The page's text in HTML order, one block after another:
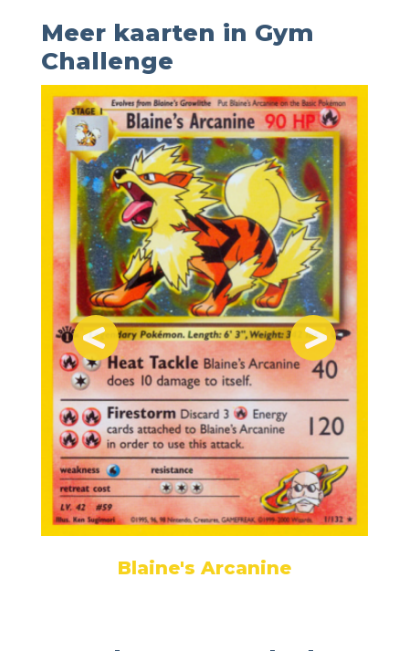
Meer kaarten in Gym
Challenge
Blaine's Arcanine